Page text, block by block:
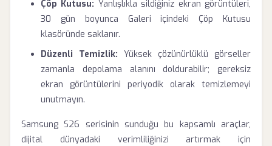
Çöp Kutusu: Yanlışlıkla sildiğiniz ekran görüntüleri,
30 gün boyunca Galeri içindeki Çöp Kutusu
klasöründe saklanır.
Düzenli Temizlik: Yüksek çözünürlüklü görseller
zamanla depolama alanını doldurabilir; gereksiz
ekran görüntülerini periyodik olarak temizlemeyi
unutmayın.
Samsung S26 serisinin sunduğu bu kapsamlı araçlar,
dijital dünyadaki verimliliğinizi artırmak için